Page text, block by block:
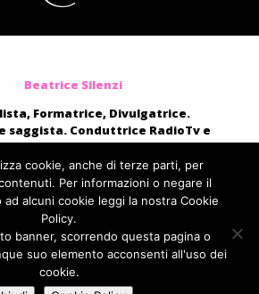
Beatrice Silenzi
Formatrice, Divulgatrice.
saggista. Conduttrice RadioTv e
blogger.
presentatrice di eventi, voce di
pubblicitarie nazionali.
ufficiostampa@fcom.it
della Comunicazione
cookie, anche di terze parti, per
Per informazioni o negare il
alcuni cookie leggi la nostra Cookie
Policy.
banner, scorrendo questa pagina o
suo elemento acconsenti all'uso dei
cookie.